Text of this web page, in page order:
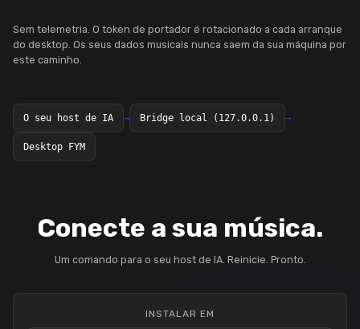
Sem telemetria. O token de portador é rotacionado a cada arranque
do desktop. Os seus dados musicais nunca saem da sua máquina por
este caminho.
O seu host de IA → Bridge local (127.0.0.1) →
Desktop FYM
Conecte a sua música.
Um comando para o seu host de IA. Reinicie. Pronto.
INSTALAR EM